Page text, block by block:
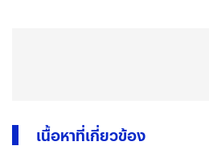
เนื้อหาที่เกี่ยวข้อง